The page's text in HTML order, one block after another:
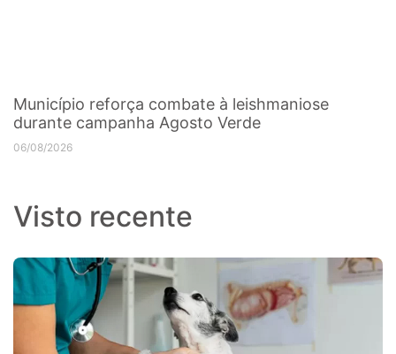
Município reforça combate à leishmaniose
durante campanha Agosto Verde
06/08/2026
Visto recente